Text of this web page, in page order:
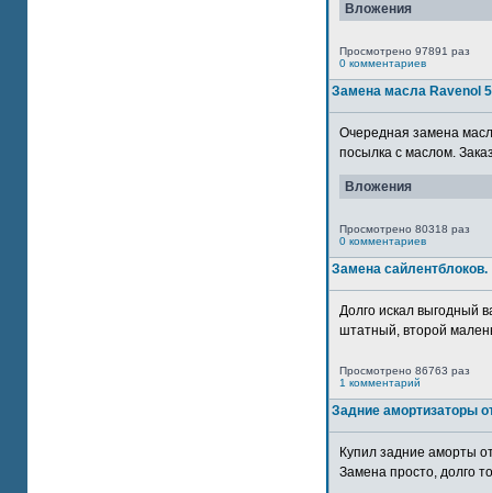
Вложения
Просмотрено 97891 раз
0 комментариев
Замена масла Ravenol
Очередная замена
посылка с маслом.
Вложения
Просмотрено 80318 раз
0 комментариев
Замена сайлентблоков.
Долго искал выгодный
штатный, второй
Просмотрено 86763 раз
1 комментарий
Задние амортизаторы
Купил задние аморты
Замена просто, долго